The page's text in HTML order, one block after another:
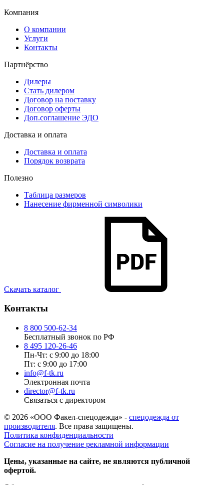
Компания
О компании
Услуги
Контакты
Партнёрство
Дилеры
Стать дилером
Договор на поставку
Договор оферты
Доп.соглашение ЭДО
Доставка и оплата
Доставка и оплата
Порядок возврата
Полезно
Таблица размеров
Нанесение фирменной символики
Скачать каталог
Контакты
8 800 500-62-34
Бесплатный звонок по РФ
8 495 120-26-46
Пн-Чт: с 9:00 до 18:00
Пт: с 9:00 до 17:00
info@f-tk.ru
Электронная почта
director@f-tk.ru
Связаться с директором
© 2026 «ООО Факел-спецодежда» - спецодежда от
производителя. Все права защищены.
Политика конфиденциальности
Согласие на получение рекламной информации
Цены, указанные на сайте, не являются публичной
офертой.